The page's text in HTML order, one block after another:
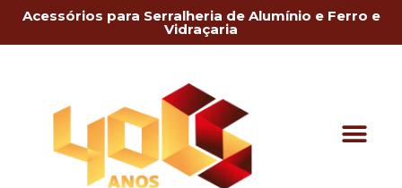
Acessórios para Serralheria de Alumínio e Ferro e
Vidraçaria